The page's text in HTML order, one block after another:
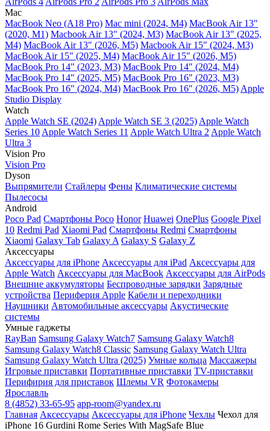
Mac
MacBook Neo (A18 Pro) Mac mini (2024, M4) MacBook Air 13"
(2020, M1) Macbook Air 13" (2024, M3) MacBook Air 13" (2025,
M4) MacBook Air 13″ (2026, M5) Macbook Air 15" (2024, M3)
MacBook Air 15" (2025, M4) MacBook Air 15″ (2026, M5)
MacBook Pro 14" (2023, M3) MacBook Pro 14″ (2024, M4)
MacBook Pro 14″ (2025, M5) MacBook Pro 16" (2023, M3)
MacBook Pro 16″ (2024, M4) MacBook Pro 16" (2026, M5) Apple
Studio Display
Watch
Apple Watch SE (2024) Apple Watch SE 3 (2025) Apple Watch
Series 10 Apple Watch Series 11 Apple Watch Ultra 2 Apple Watch
Ultra 3
Vision Pro
Vision Pro
Dyson
Выпрямители Стайлеры Фены Климатические системы
Пылесосы
Android
Poco Pad Смартфоны Poco Honor Huawei OnePlus Google Pixel
10 Redmi Pad Xiaomi Pad Смартфоны Redmi Смартфоны
Xiaomi Galaxy Tab Galaxy A Galaxy S Galaxy Z
Аксессуары
Аксессуары для iPhone Аксессуары для iPad Аксессуары для
Apple Watch Аксессуары для MacBook Аксессуары для AirPods
Внешние аккумуляторы Беспроводные зарядки Зарядные
устройства Периферия Apple Кабели и переходники
Наушники Автомобильные аксессуары Акустические
системы
Умные гаджеты
RayBan Samsung Galaxy Watch7 Samsung Galaxy Watch8
Samsung Galaxy Watch8 Classic Samsung Galaxy Watch Ultra
Samsung Galaxy Watch Ultra (2025) Умные кольца Массажеры
Игровые приставки Портативные приставки TV-приставки
Перифирия для приставок Шлемы VR Фотокамеры
Ярославль
8 (4852) 33-65-95 app-room@yandex.ru
Главная Аксессуары Аксессуары для iPhone Чехлы Чехол для
iPhone 16 Gurdini Rome Series With MagSafe Blue